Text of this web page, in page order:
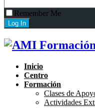
Remember Me
Inicio
Centro
Formación
Clases de
Actividades